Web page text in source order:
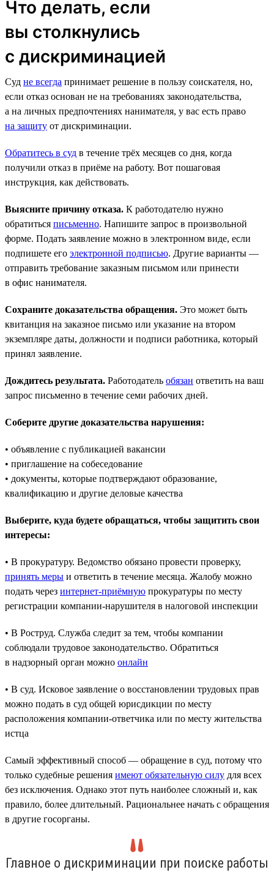
Что делать, если
вы столкнулись
с дискриминацией
Суд не всегда принимает решение в пользу соискателя, но,
если отказ основан не на требованиях законодательства,
а на личных предпочтениях нанимателя, у вас есть право
на защиту от дискриминации.
Обратитесь в суд в течение трёх месяцев со дня, когда
получили отказ в приёме на работу. Вот пошаговая
инструкция, как действовать.
Выясните причину отказа. К работодателю нужно
обратиться письменно. Напишите запрос в произвольной
форме. Подать заявление можно в электронном виде, если
подпишете его электронной подписью. Другие варианты —
отправить требование заказным письмом или принести
в офис нанимателя.
Сохраните доказательства обращения. Это может быть
квитанция на заказное письмо или указание на втором
экземпляре даты, должности и подписи работника, который
принял заявление.
Дождитесь результата. Работодатель обязан ответить на ваш
запрос письменно в течение семи рабочих дней.
Соберите другие доказательства нарушения:
• объявление с публикацией вакансии
• приглашение на собеседование
• документы, которые подтверждают образование,
квалификацию и другие деловые качества
Выберите, куда будете обращаться, чтобы защитить свои
интересы:
• В прокуратуру. Ведомство обязано провести проверку,
принять меры и ответить в течение месяца. Жалобу можно
подать через интернет-приёмную прокуратуры по месту
регистрации компании-нарушителя в налоговой инспекции
• В Роструд. Служба следит за тем, чтобы компании
соблюдали трудовое законодательство. Обратиться
в надзорный орган можно онлайн
• В суд. Исковое заявление о восстановлении трудовых прав
можно подать в суд общей юрисдикции по месту
расположения компании-ответчика или по месту жительства
истца
Самый эффективный способ — обращение в суд, потому что
только судебные решения имеют обязательную силу для всех
без исключения. Однако этот путь наиболее сложный и, как
правило, более длительный. Рациональнее начать с обращения
в другие госорганы.
Главное о дискриминации при поиске работы